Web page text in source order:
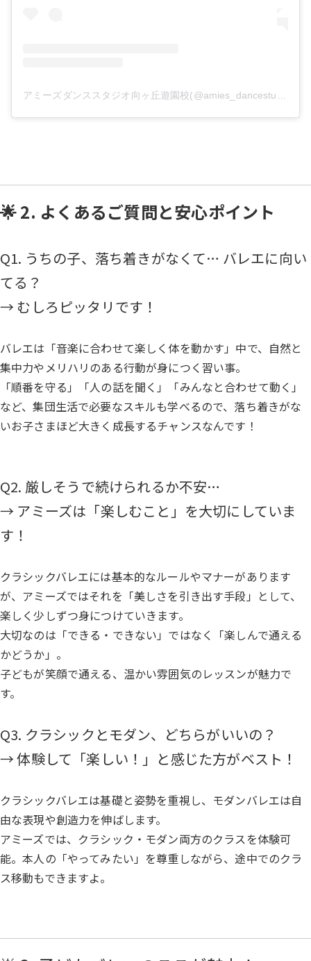
🌟 2. よくあるご質問と安心ポイント
Q1. うちの子、落ち着きがなくて… バレエに向い
てる？
→ むしろピッタリです！
バレエは「音楽に合わせて楽しく体を動かす」中で、自然と
集中力やメリハリのある行動が身につく習い事。
「順番を守る」「人の話を聞く」「みんなと合わせて動く」
など、集団生活で必要なスキルも学べるので、落ち着きがな
いお子さまほど大きく成長するチャンスなんです！
Q2. 厳しそうで続けられるか不安…
→ アミーズは「楽しむこと」を大切にしていま
す！
クラシックバレエには基本的なルールやマナーがあります
が、アミーズではそれを「美しさを引き出す手段」として、
楽しく少しずつ身につけていきます。
大切なのは「できる・できない」ではなく「楽しんで通える
かどうか」。
子どもが笑顔で通える、温かい雰囲気のレッスンが魅力で
す。
Q3. クラシックとモダン、どちらがいいの？
→ 体験して「楽しい！」と感じた方がベスト！
クラシックバレエは基礎と姿勢を重視し、モダンバレエは自
由な表現や創造力を伸ばします。
アミーズでは、クラシック・モダン両方のクラスを体験可
能。本人の「やってみたい」を尊重しながら、途中でのクラ
ス移動もできますよ。